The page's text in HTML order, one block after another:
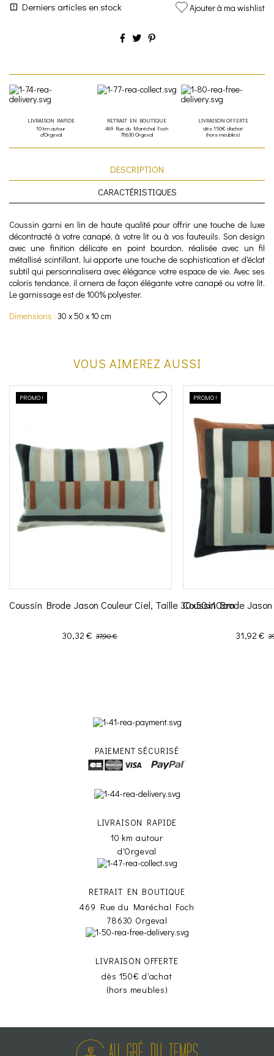
Derniers articles en stock Ajouter à ma wishlist
LIVRAISON RAPIDE
10 km autour
d'Orgeval
RETRAIT EN BOUTIQUE
469 Rue du Maréchal Foch
78630 Orgeval
LIVRAISON OFFERTE
dès 150€ d'achat
(hors meubles)
DESCRIPTION
CARACTÉRISTIQUES
Coussin garni en lin de haute qualité pour offrir une touche de luxe
décontracté à votre canapé, à votre lit ou à vos fauteuils. Son design
avec une finition délicate en point bourdon, réalisée avec un fil
métallisé scintillant, lui apporte une touche de sophistication et d'éclat
subtil qui personnalisera avec élégance votre espace de vie. Avec ses
coloris tendance, il ornera de façon élégante votre canapé ou votre lit.
Le garnissage est de 100% polyester.
Dimensions : 30 x 50 x 10 cm
VOUS AIMEREZ AUSSI
PROMO !
Coussin Brode Jason Couleur Ciel, Taille 30x50x10cm
Prix
30,32 € Prix de base
37,90 €
PROMO !
Coussin Brode
Prix
31,92 €
PAIEMENT SÉCURISÉ
LIVRAISON RAPIDE
10 km autour
d'Orgeval
RETRAIT EN BOUTIQUE
469 Rue du Maréchal Foch
78630 Orgeval
LIVRAISON OFFERTE
dès 150€ d'achat
(hors meubles)